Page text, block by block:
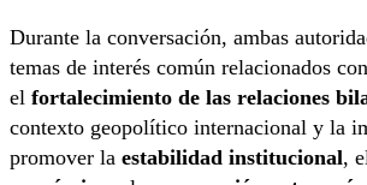
Durante la conversación, ambas
temas de interés común relacionados con
el fortalecimiento de las relaciones
contexto geopolítico internacional y la
promover la estabilidad institucional,